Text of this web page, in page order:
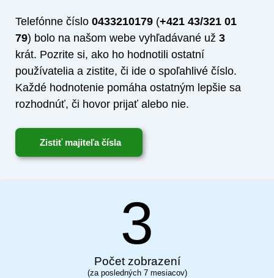
Telefónne číslo 0433210179(+421 43/321 01
79) bolo na našom webe vyhľadávané už 3
krát. Pozrite si, ako ho hodnotili ostatní
používatelia a zistite, či ide o spoľahlivé číslo.
Každé hodnotenie pomáha ostatným lepšie sa
rozhodnúť, či hovor prijať alebo nie.
Zistiť majiteľa čísla
3
Počet zobrazení
(za posledných 7 mesiacov)